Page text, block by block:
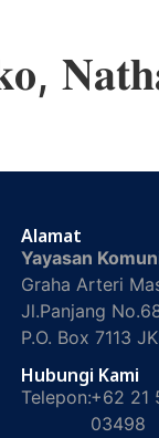
Alamat
Yayasan
Graha Arteri
Jl.Panjang
P.O. Box 7113
Hubungi Kami
Telepon:+62 21
03498